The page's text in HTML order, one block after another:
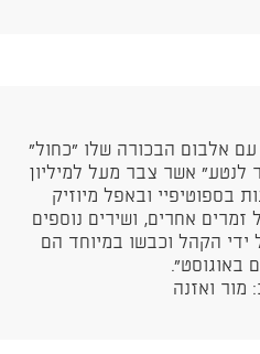
אלבום הבכורה שלו “כחול”
לנטע” אשר צבר מעל למיליון
בספוטיפיי ובאפל מיוזיק
אחרים, ושירים נוספים
הקהל וכבשו במיוחד הם
באוגוסט”.
מור ואזנה